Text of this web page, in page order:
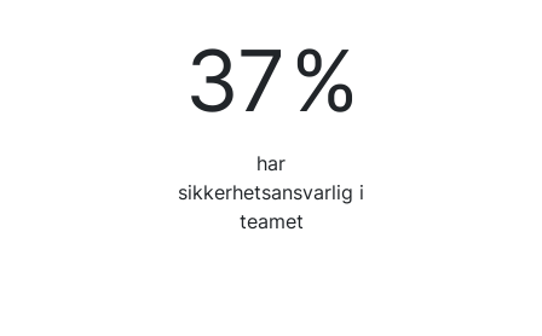
37%
har
sikkerhetsansvarlig i
teamet